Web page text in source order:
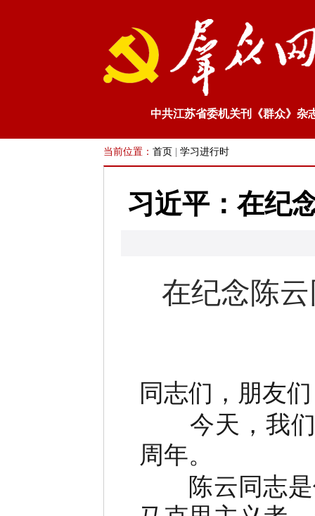
中共江苏省委机关刊《群众》杂
当前位置： 首页 学习进行时
习近平：在纪
在纪念陈
同志们，朋友
今天，我们
周年。
陈云同志是